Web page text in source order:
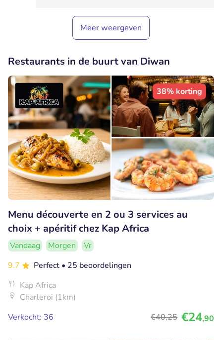
Meer weergeven
Restaurants in de buurt van Diwan
38% korting
Menu découverte en 2 ou 3 services au
choix + apéritif chez Kap Africa
Vandaag Morgen
Vr
9.7
Perfect • 25 beoordelingen
Kap Africa
Charleroi (1km)
Verkocht: 36
€40,25 €24,90